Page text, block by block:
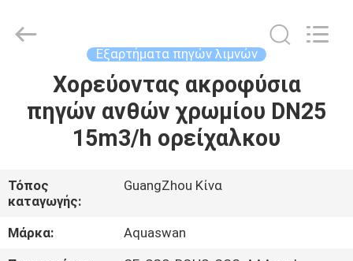
ΣΠΊΤΙ
ΠΡΟΪΌΝΤΑ
ΠΕΡΊΠΟΥ
ΕΜΕΊΣ
co,.ltd.
Εξαρτήματα πηγών λιμνών
Χορεύοντας ακροφύσια
πηγών ανθών χρωμίου DN25
15m3/h ορείχαλκου
Τόπος
καταγωγής:
GuangZhou Κίνα
Μάρκα:
Aquaswan